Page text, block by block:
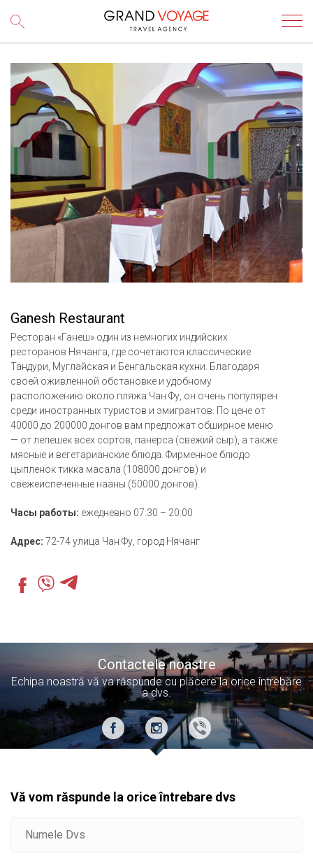
Ganesh Restaurant
Ресторан «Ганеш» один из немногих индийских
ресторанов Нячанга, где сочетаются классические
Тандури, Муглайская и Бенгальская кухни. Благодаря
своей оживленной обстановке и удобному
расположению около пляжа Чан Фу, он очень популярен
среди иностранных туристов и эмигрантов. По цене от
40000 до 200000 донгов вам предложат обширное меню
— от лепешек всех сортов, панерса (свежий сыр), а также
мясные и вегетарианские блюда. Фирменное блюдо
цыпленок тикка масала (108000 донгов) и
свежеиспеченные нааны (50000 донгов).
Часы работы: ежедневно 07:30 – 20:00
Адрес: 72-74 улица Чан Фу, город Нячанг
Contactele noastre
Echipa noastră vă va răspunde cu plăcere la orice întrebăre
a dvs.
Vă vom răspunde la orice întrebare dvs